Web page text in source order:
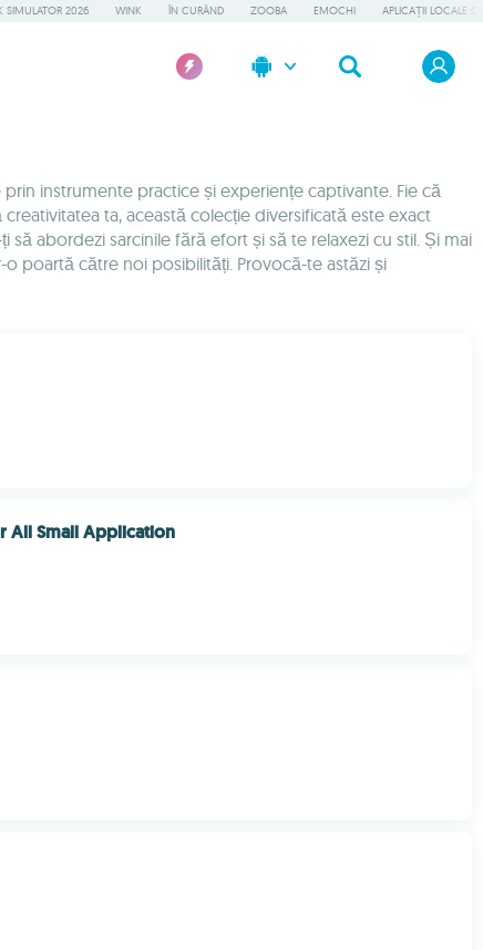
SIMULATOR 2026 WINK ÎN CURÂND ZOOBA EMOCHI APLICAȚII LOCALE
instrumente practice și experiențe captivante. Fie că
ta, această colecție diversificată este exact
abordezi sarcinile fără efort și să te relaxezi cu stil. Și mai
poartă către noi posibilități. Provocă-te astăzi și
All Small Application